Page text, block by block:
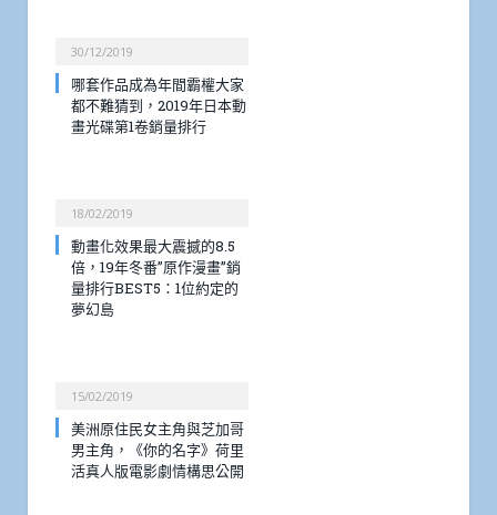
30/12/2019
哪套作品成為年間霸權大家
都不難猜到，2019年日本動
畫光碟第1卷銷量排行
18/02/2019
動畫化效果最大震撼的8.5
倍，19年冬番”原作漫畫”銷
量排行BEST5：1位約定的
夢幻島
15/02/2019
美洲原住民女主角與芝加哥
男主角，《你的名字》荷里
活真人版電影劇情構思公開